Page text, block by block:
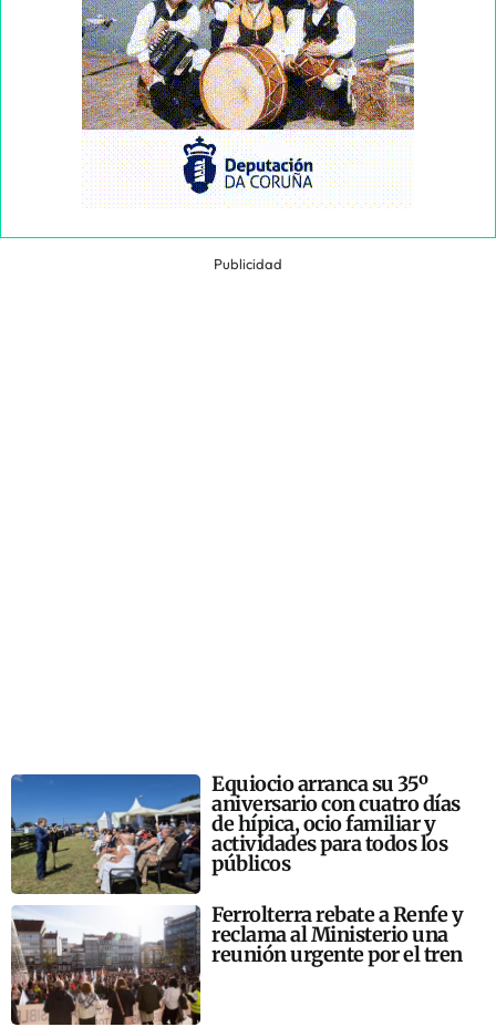
Publicidad
Equiocio arranca su 35º
aniversario con cuatro días
de hípica, ocio familiar y
actividades para todos los
públicos
Ferrolterra rebate a Renfe y
reclama al Ministerio una
reunión urgente por el tren